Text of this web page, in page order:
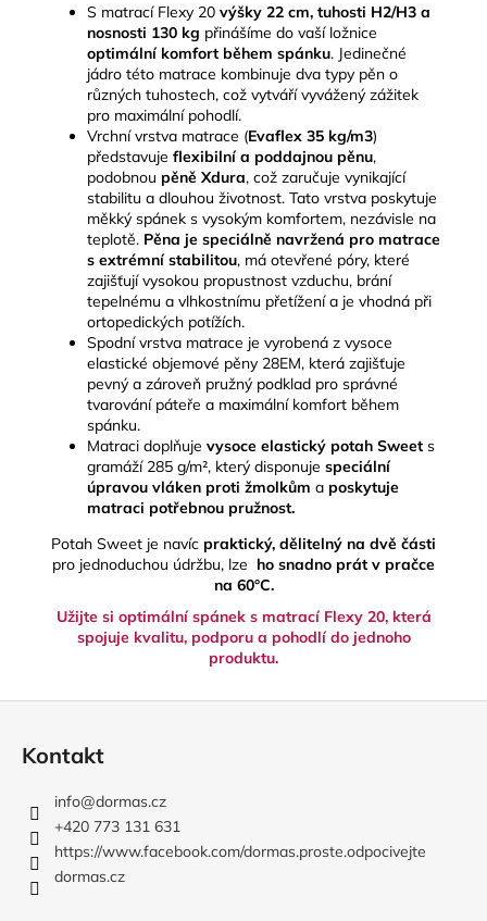
S matrací Flexy 20 výšky 22 cm, tuhosti H2/H3 a
nosnosti 130 kg přinášíme do vaší ložnice
optimální komfort během spánku. Jedinečné
jádro této matrace kombinuje dva typy pěn o
různých tuhostech, což vytváří vyvážený zážitek
pro maximální pohodlí.
Vrchní vrstva matrace (Evaflex 35 kg/m3)
představuje flexibilní a poddajnou pěnu,
podobnou pěně Xdura, což zaručuje vynikající
stabilitu a dlouhou životnost. Tato vrstva poskytuje
měkký spánek s vysokým komfortem, nezávisle na
teplotě. Pěna je speciálně navržená pro matrace
s extrémní stabilitou, má otevřené póry, které
zajišťují vysokou propustnost vzduchu, brání
tepelnému a vlhkostnímu přetížení a je vhodná při
ortopedických potížích.
Spodní vrstva matrace je vyrobená z vysoce
elastické objemové pěny 28EM, která zajišťuje
pevný a zároveň pružný podklad pro správné
tvarování páteře a maximální komfort během
spánku.
Matraci doplňuje vysoce elastický potah Sweet s
gramáží 285 g/m², který disponuje speciální
úpravou vláken proti žmolkům a poskytuje
matraci potřebnou pružnost.
Potah Sweet je navíc praktický, dělitelný na dvě části
pro jednoduchou údržbu, lze ho snadno prát v pračce
na 60°C.
Užijte si optimální spánek s matrací Flexy 20, která
spojuje kvalitu, podporu a pohodlí do jednoho
produktu.
Kontakt
info@dormas.cz
+420 773 131 631
https://www.facebook.com/dormas.proste.odpocivejte
dormas.cz